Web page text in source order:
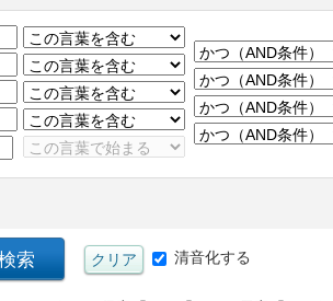
清音化する